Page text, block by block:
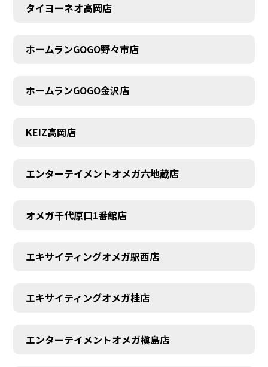
タイヨーネオ高岡店
ホームランGOGO野々市店
ホームランGOGO金沢店
KEIZ高岡店
エンターテイメントオメガ六地蔵店
オメガ千代原口1番館店
エキサイティングオメガ駅西店
エキサイティングオメガ桂店
エンターテイメントオメガ槇島店